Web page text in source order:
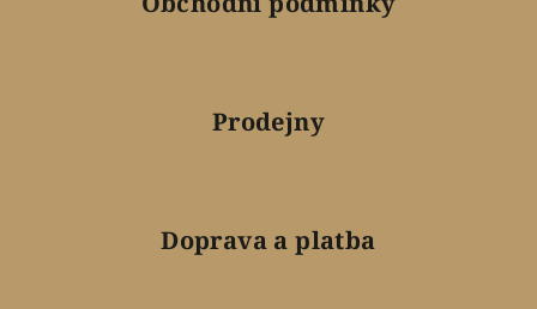
Prodejny
Doprava a platba